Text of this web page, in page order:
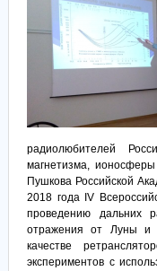
радиолюбителей
магнетизма,
Пушкова Российской
2018 года IV
проведению дальних
отражения от Луны и
качестве
экспериментов с